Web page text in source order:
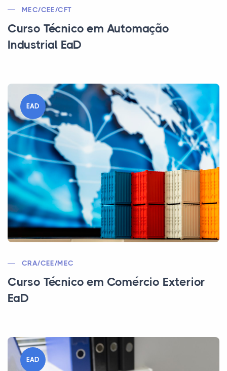
MEC/CEE/CFT
Curso Técnico em Automação
Industrial EaD
EAD
CRA/CEE/MEC
Curso Técnico em Comércio Exterior
EaD
EAD